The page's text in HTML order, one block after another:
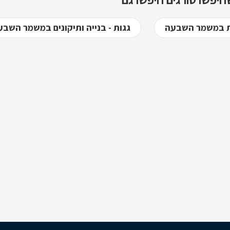
סורגים מגולוונים? כיצד ניתן
הסורגים? כל הטיפים
לפניכם
במשמר השבעה גגות - בנייה ותיקונים במשמר